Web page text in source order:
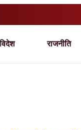
राजनीति